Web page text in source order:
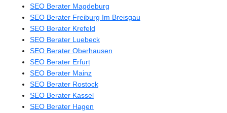
SEO Berater Magdeburg
SEO Berater Freiburg Im Breisgau
SEO Berater Krefeld
SEO Berater Luebeck
SEO Berater Oberhausen
SEO Berater Erfurt
SEO Berater Mainz
SEO Berater Rostock
SEO Berater Kassel
SEO Berater Hagen